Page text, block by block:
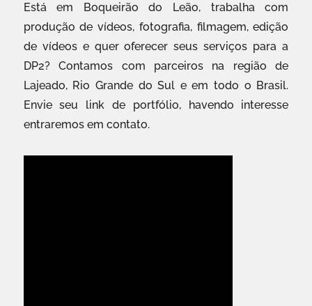
Está em Boqueirão do Leão, trabalha com
produção de vídeos, fotografia, filmagem, edição
de vídeos e quer oferecer seus serviços para a
DP2? Contamos com parceiros na região de
Lajeado, Rio Grande do Sul e em todo o Brasil.
Envie seu link de portfólio, havendo interesse
entraremos em contato.